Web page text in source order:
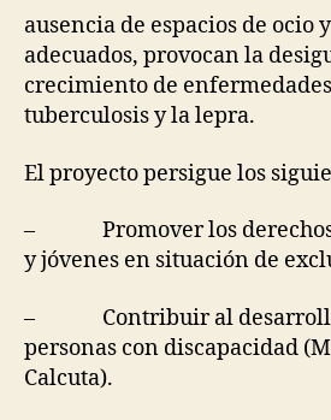
ausencia de espacios de ocio
adecuados, provocan la
crecimiento de
tuberculosis y la lepra.
El proyecto persigue los
– Promover los derechos
y jóvenes en situación de
– Contribuir al desarrollo
personas con discapacidad
Calcuta).